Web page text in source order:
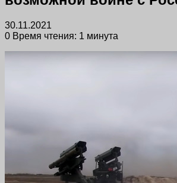
30.11.2021
0 Время чтения: 1 минута